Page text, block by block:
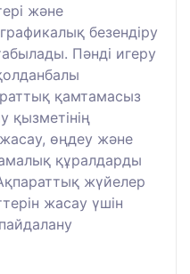
және
безендіру
Пәнді игеру
қамтамасыз
қызметінің
өңдеу және
құралдарды
жүйелер
жасау үшін